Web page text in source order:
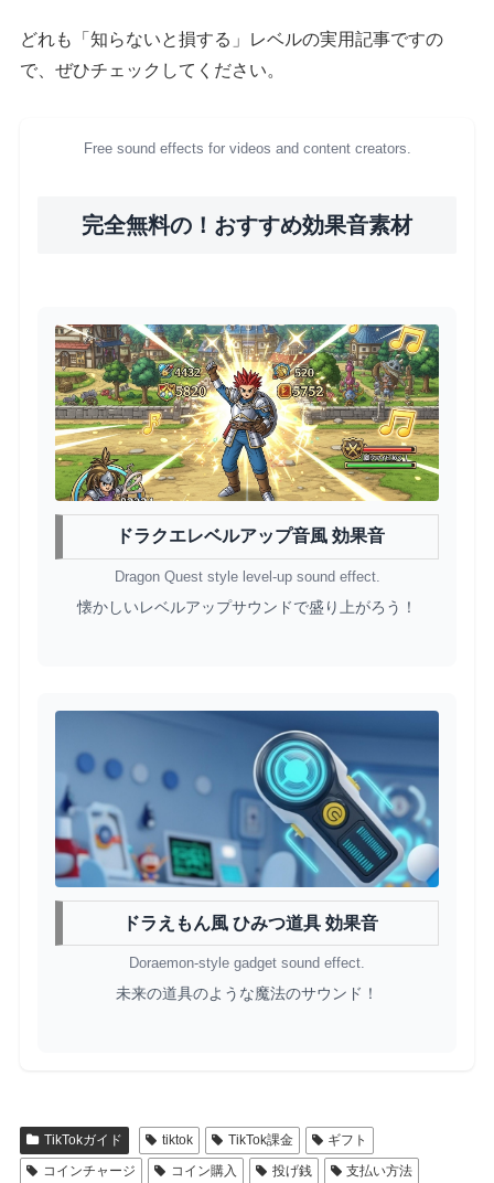
どれも「知らないと損する」レベルの実用記事ですの
で、ぜひチェックしてください。
Free sound effects for videos and content creators.
完全無料の！おすすめ効果音素材
ドラクエレベルアップ音風 効果音
Dragon Quest style level-up sound effect.
懐かしいレベルアップサウンドで盛り上がろう！
ドラえもん風 ひみつ道具 効果音
Doraemon-style gadget sound effect.
未来の道具のような魔法のサウンド！
TikTokガイド tiktok TikTok課金
ギフト
コインチャージ
コイン購入 投げ銭
支払い方法